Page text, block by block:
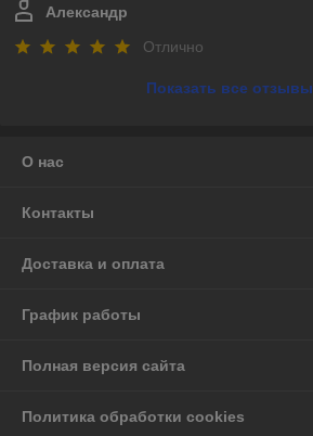
Александр
Отлично
Показать все отзывы
О нас
Контакты
Доставка и оплата
График работы
Полная версия сайта
Политика обработки cookies